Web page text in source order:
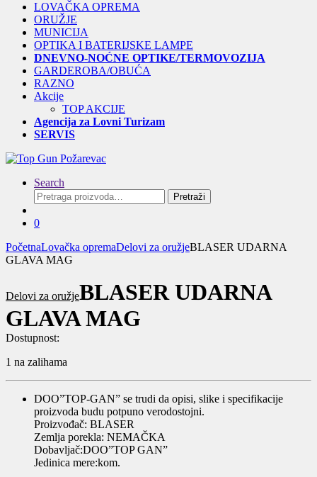
LOVAČKA OPREMA
ORUŽJE
MUNICIJA
OPTIKA I BATERIJSKE LAMPE
DNEVNO-NOĆNE OPTIKE/TERMOVOZIJA
GARDEROBA/OBUĆA
RAZNO
Akcije
TOP AKCIJE
Agencija za Lovni Turizam
SERVIS
Search
Pretraga
za:
Pretraži
0
PočetnaLovačka opremaDelovi za oružjeBLASER UDARNA
GLAVA MAG
Delovi za oružjeBLASER UDARNA
GLAVA MAG
Dostupnost:
1 na zalihama
DOO”TOP-GAN” se trudi da opisi, slike i specifikacije
proizvoda budu potpuno verodostojni.
Proizvođač: BLASER
Zemlja porekla: NEMAČKA
Dobavljač:DOO”TOP GAN”
Jedinica mere:kom.